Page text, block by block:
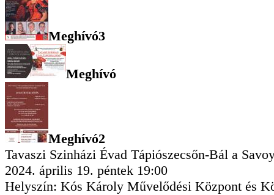
Meghívó3
Meghívó
Meghívó2
Tavaszi Szinházi Évad Tápiószecsőn-Bál a
2024. április 19. péntek 19:00
Helyszín: Kós Károly Művelődési Központ és